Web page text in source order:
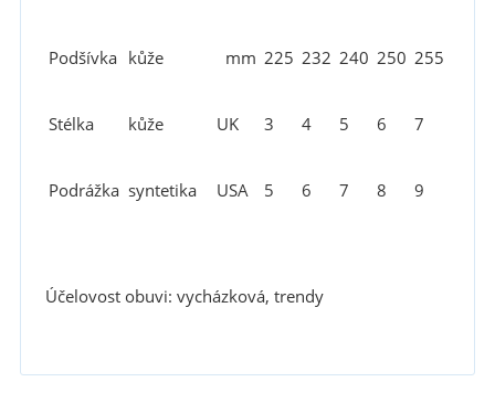
Podšívka kůže mm 225 232 240 250 255
Stélka kůže UK 3 4 5 6 7
Podrážka syntetika USA 5 6 7 8 9
Účelovost obuvi: vycházková, trendy